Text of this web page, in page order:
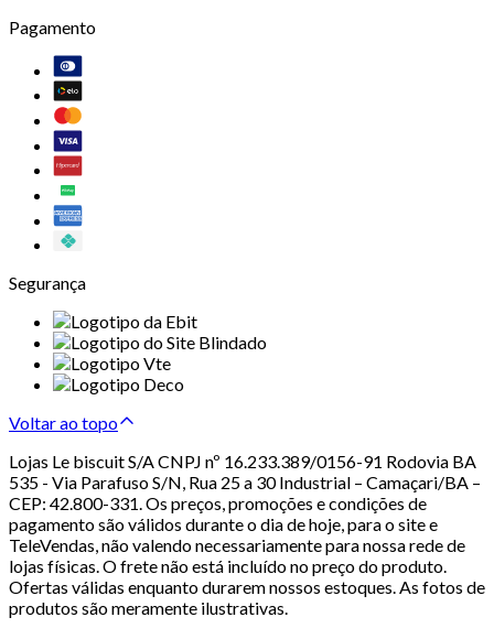
Pagamento
Segurança
Voltar ao topo
Lojas Le biscuit S/A CNPJ nº 16.233.389/0156-91 Rodovia BA
535 - Via Parafuso S/N, Rua 25 a 30 Industrial – Camaçari/BA –
CEP: 42.800-331. Os preços, promoções e condições de
pagamento são válidos durante o dia de hoje, para o site e
TeleVendas, não valendo necessariamente para nossa rede de
lojas físicas. O frete não está incluído no preço do produto.
Ofertas válidas enquanto durarem nossos estoques. As fotos de
produtos são meramente ilustrativas.